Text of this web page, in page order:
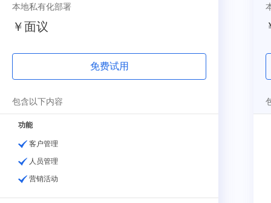
本地私有化部署
￥面议
免费试用
包含以下内容
功能
客户管理
人员管理
营销活动